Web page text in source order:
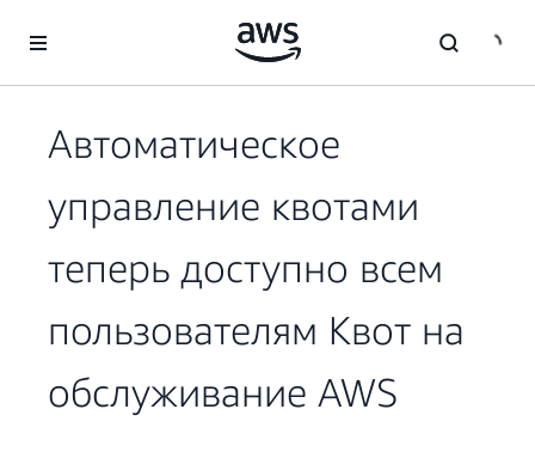
Перейти к главному контенту
Автоматическое
управление квотами
теперь доступно всем
пользователям Квот на
обслуживание AWS